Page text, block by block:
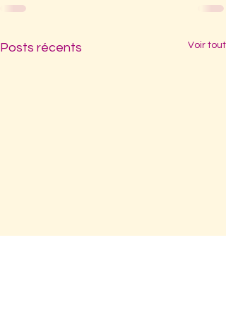
Posts récents Voir tout